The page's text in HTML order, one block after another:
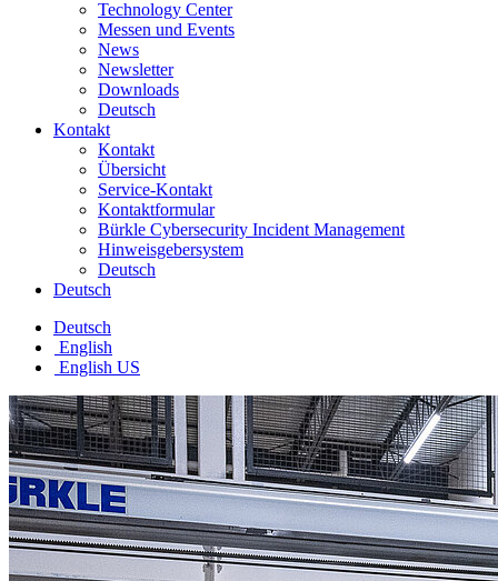
Technology Center
Messen und Events
News
Newsletter
Downloads
Deutsch
Kontakt
Kontakt
Übersicht
Service-Kontakt
Kontaktformular
Bürkle Cybersecurity Incident Management
Hinweisgebersystem
Deutsch
Deutsch
Deutsch
English
English US